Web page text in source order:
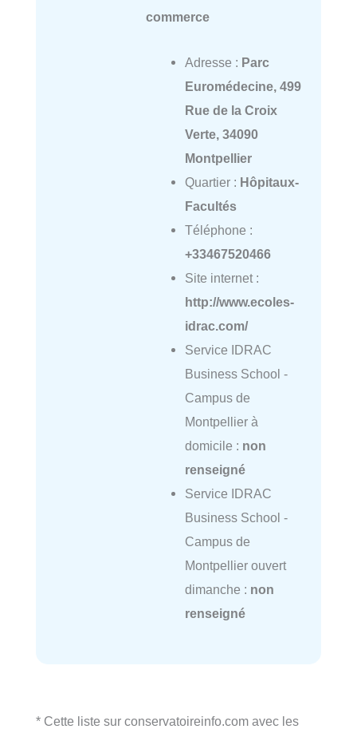
commerce
Adresse : Parc
Euromédecine, 499
Rue de la Croix
Verte, 34090
Montpellier
Quartier : Hôpitaux-
Facultés
Téléphone :
+33467520466
Site internet :
http://www.ecoles-
idrac.com/
Service IDRAC
Business School -
Campus de
Montpellier à
domicile : non
renseigné
Service IDRAC
Business School -
Campus de
Montpellier ouvert
dimanche : non
renseigné
* Cette liste sur conservatoireinfo.com avec les